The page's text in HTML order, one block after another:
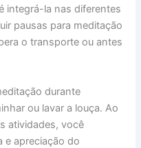
integrá-la nas diferentes
pausas para meditação
o transporte ou antes
durante
ou lavar a louça. Ao
atividades, você
e apreciação do